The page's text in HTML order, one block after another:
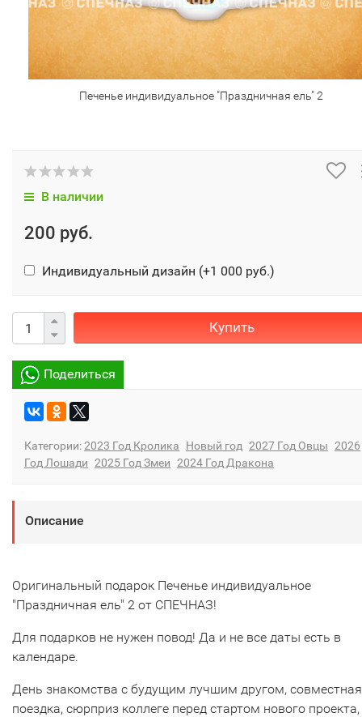
Печенье индивидуальное "Праздничная ель" 2
В наличии
200 руб.
Индивидуальный дизайн (+1 000 руб.)
Купить
Поделиться
Категории:2023 Год Кролика Новый год 2027 Год Овцы 2026
Год Лошади 2025 Год Змеи 2024 Год Дракона
Описание
Оригинальный подарок Печенье индивидуальное
"Праздничная ель" 2 от СПЕЧНАЗ!
Для подарков не нужен повод! Да и не все даты есть в
календаре.
День знакомства с будущим лучшим другом, совместная
поездка, сюрприз коллеге перед стартом нового